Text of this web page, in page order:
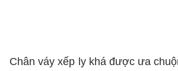
Chân váy xếp ly khá được ưa